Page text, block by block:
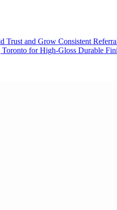
Trust and Grow Consistent
for High-Gloss Durable